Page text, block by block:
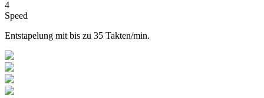
4
Speed
Entstapelung mit bis zu 35 Takten/min.